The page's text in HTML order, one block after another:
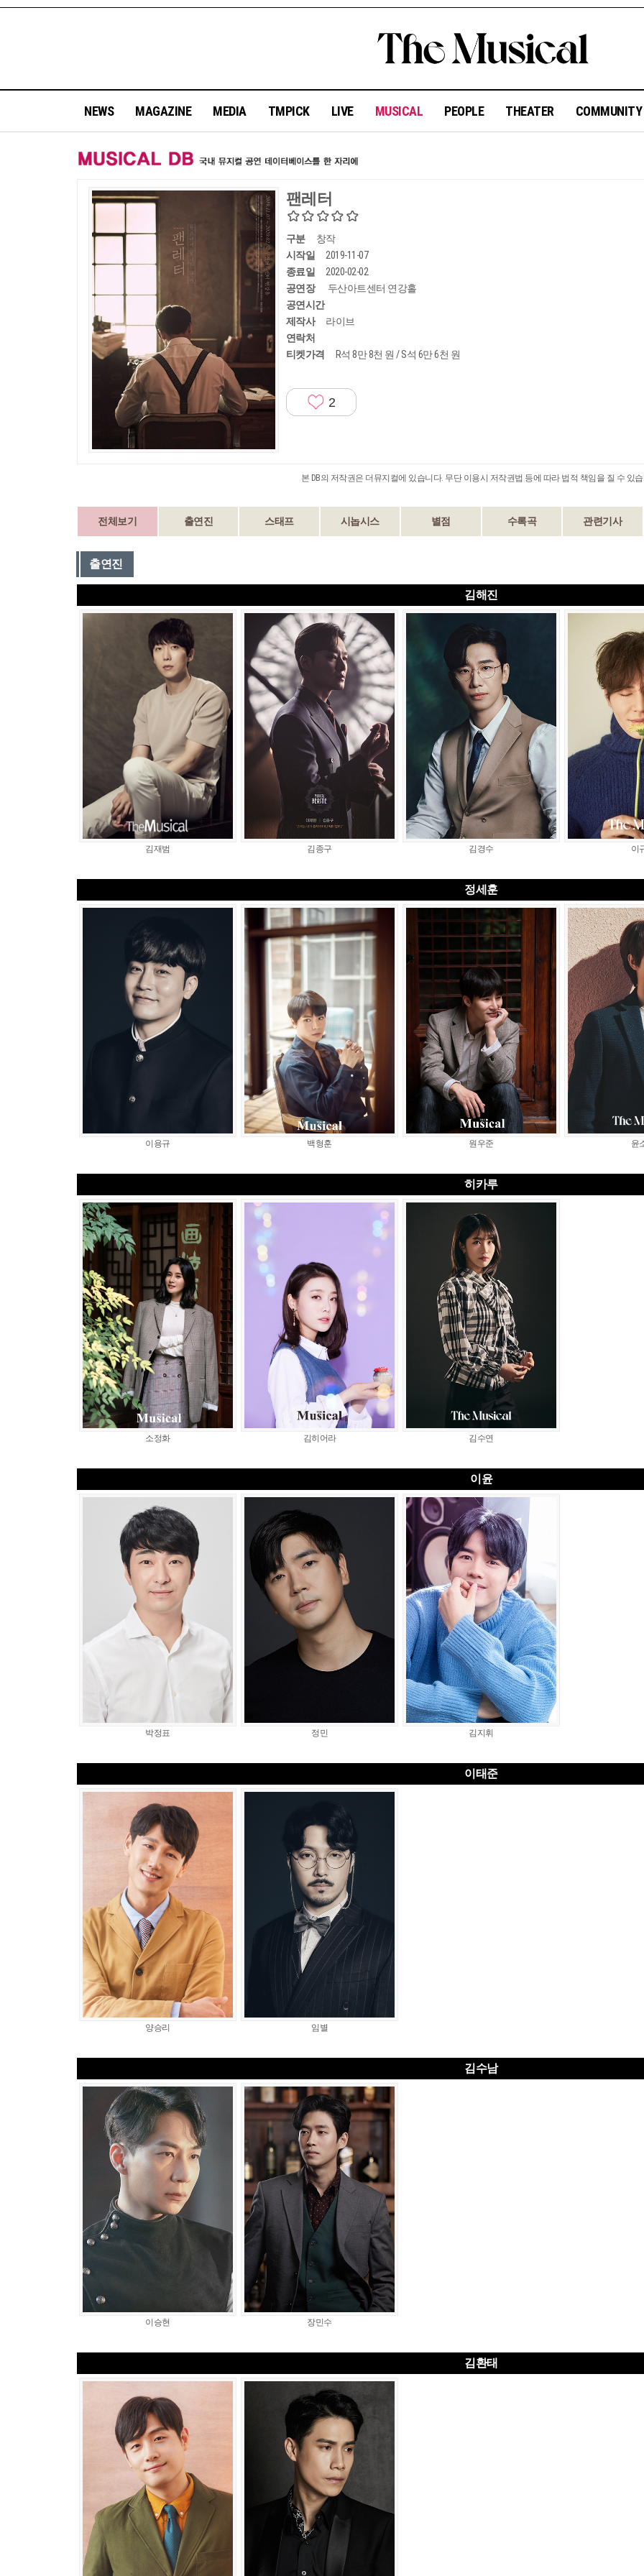
NEWS MAGAZINE MEDIA TMPICK LIVE MUSICAL PEOPLE THEATER COMMUNITY
팬레터
구분
창작
시작일
2019-11-07
종료일
2020-02-02
공연장
두산아트센터 연강홀
공연시간
제작사
라이브
연락처
티켓가격
R석 8만 8천 원 / S석 6만 6천 원
2
본 DB의 저작권은 더뮤지컬에 있습니다. 무단 이용시 저작권법 등에 따라 법적 책임을 질 수 있
전체보기 출연진 스태프 시놉시스 별점 수록곡 관련기사
출연진
김해진
김재범 김종구 김경수 이
정세훈
이용규 백형훈 원우준 윤
히카루
소정화 김히어라 김수연
이윤
박정표 정민 김지휘
이태준
양승리 임별
김수남
이승현 장민수
김환태